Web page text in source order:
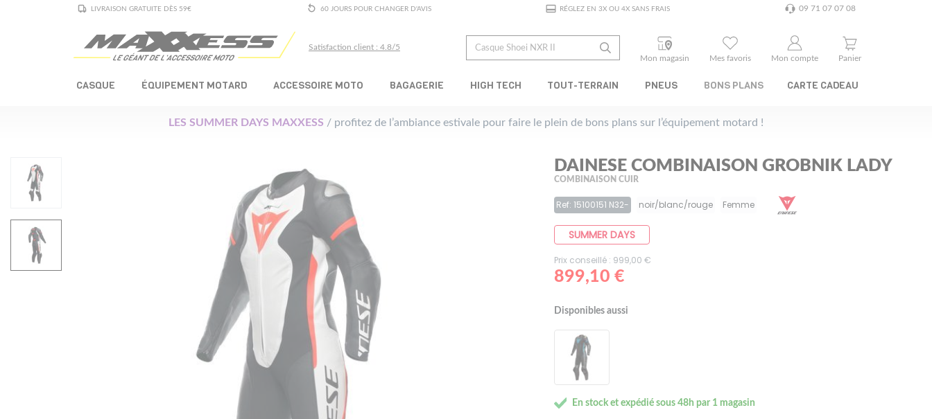
LIVRAISON GRATUITE DÈS 59€ 60 JOURS POUR CHANGER D'AVIS RÉGLEZ EN 3X OU 4X SANS FRAIS 09 71 07 07 08
Satisfaction client : 4.8/5
Mon magasin
Mes favoris Mon compte Panier
CASQUE ÉQUIPEMENT MOTARD ACCESSOIRE MOTO BAGAGERIE HIGH TECH TOUT-TERRAIN PNEUS BONS PLANS CARTE CADEAU
LES SUMMER DAYS MAXXESS / profitez de l’ambiance estivale pour faire le plein de bons plans sur l’équipement motard !
DAINESE COMBINAISON GROBNIK LADY
COMBINAISON CUIR
Ref: 15100151 N32- noir/blanc/rouge Femme
SUMMER DAYS
Prix conseillé : 999,00 €
899,10 €
Disponibles aussi
En stock et expédié sous 48h par 1 magasin